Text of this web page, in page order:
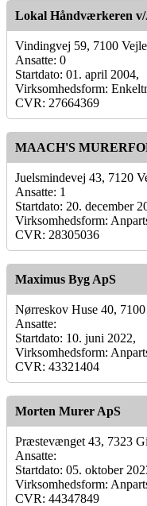
Lokal Håndværkeren v/
Vindingvej 59, 7100 Vejle
Ansatte: 0
Startdato: 01. april 2004,
Virksomhedsform:
CVR: 27664369
MAACH'S
Juelsmindevej 43, 7120
Ansatte: 1
Startdato: 20. december
Virksomhedsform:
CVR: 28305036
Maximus Byg ApS
Nørreskov Huse 40,
Ansatte:
Startdato: 10. juni 2022,
Virksomhedsform:
CVR: 43321404
Morten Murer ApS
Præstevænget 43, 7323
Ansatte:
Startdato: 05. oktober
Virksomhedsform:
CVR: 44347849